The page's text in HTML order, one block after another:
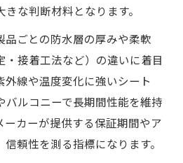
の性能評価で重視すべき要
水の信頼性を裏付けるチェッ
な判断材料となります。
品ごとの防水層の厚みや柔軟
接着工法など）の違いに着目
外線や温度変化に強いシート
バルコニーで長期間性能を維持
ーカーが提供する保証期間やア
頼性を測る指標になります。